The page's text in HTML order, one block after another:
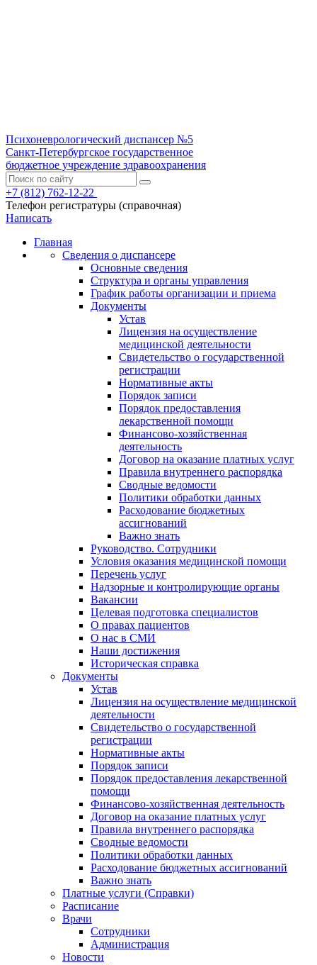
Психоневрологический диспансер №5
Санкт-Петербургское государственное
бюджетное учреждение здравоохранения
+7 (812) 762-12-22
Телефон регистратуры (справочная)
Написать
Главная
Сведения о диспансере
Основные сведения
Структура и органы управления
График работы организации и приема
Документы
Устав
Лицензия на осуществление
медицинской деятельности
Свидетельство о государственной
регистрации
Нормативные акты
Порядок записи
Порядок предоставления
лекарственной помощи
Финансово-хозяйственная
деятельность
Договор на оказание платных услуг
Правила внутреннего распорядка
Сводные ведомости
Политики обработки данных
Расходование бюджетных
ассигнований
Важно знать
Руководство. Сотрудники
Условия оказания медицинской помощи
Перечень услуг
Надзорные и контролирующие органы
Вакансии
Целевая подготовка специалистов
О правах пациентов
О нас в СМИ
Наши достижения
Историческая справка
Документы
Устав
Лицензия на осуществление медицинской
деятельности
Свидетельство о государственной
регистрации
Нормативные акты
Порядок записи
Порядок предоставления лекарственной
помощи
Финансово-хозяйственная деятельность
Договор на оказание платных услуг
Правила внутреннего распорядка
Сводные ведомости
Политики обработки данных
Расходование бюджетных ассигнований
Важно знать
Платные услуги (Справки)
Расписание
Врачи
Сотрудники
Администрация
Новости